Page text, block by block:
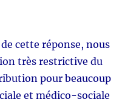
cette réponse, nous
très restrictive du
pour beaucoup
et médico-sociale